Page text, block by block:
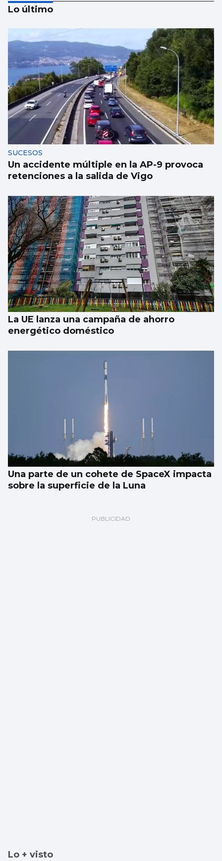
SUCESOS
Un guardia civil gallego mata su expareja y
es abatido por sus compañeros en Llanes
Lo último
SUCESOS
Un accidente múltiple en la AP-9 provoca
retenciones a la salida de Vigo
La UE lanza una campaña de ahorro
energético doméstico
Una parte de un cohete de SpaceX impacta
sobre la superficie de la Luna
Lo + visto